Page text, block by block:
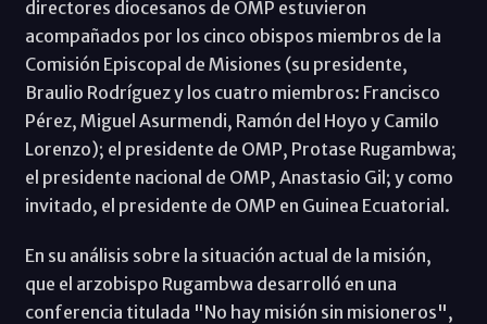
directores diocesanos de OMP estuvieron
acompañados por los cinco obispos miembros de la
Comisión Episcopal de Misiones (su presidente,
Braulio Rodríguez y los cuatro miembros: Francisco
Pérez, Miguel Asurmendi, Ramón del Hoyo y Camilo
Lorenzo); el presidente de OMP, Protase Rugambwa;
el presidente nacional de OMP, Anastasio Gil; y como
invitado, el presidente de OMP en Guinea Ecuatorial.
En su análisis sobre la situación actual de la misión,
que el arzobispo Rugambwa desarrolló en una
conferencia titulada "No hay misión sin misioneros",